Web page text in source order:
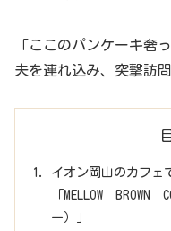
「ここのパンケーキ奢
夫を連れ込み、突撃訪
イオン岡山のカフェ
「MELLOW BROWN
ー）」